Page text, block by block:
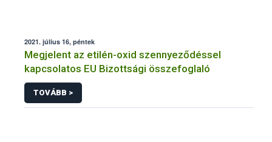
2021. július 16, péntek
Megjelent az etilén-oxid szennyeződéssel
kapcsolatos EU Bizottsági összefoglaló
TOVÁBB >